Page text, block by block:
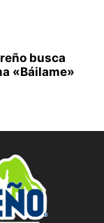
busca
«Báilame»